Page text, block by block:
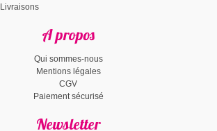
Livraisons
A propos
Qui sommes-nous
Mentions légales
CGV
Paiement sécurisé
Newsletter